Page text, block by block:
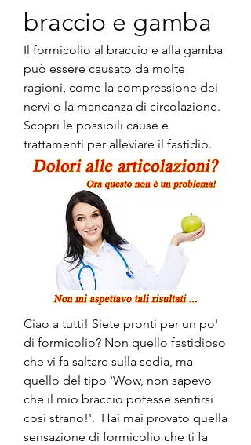
braccio e gamba
Il formicolio al braccio e alla gamba
può essere causato da molte
ragioni, come la compressione dei
nervi o la mancanza di circolazione.
Scopri le possibili cause e
trattamenti per alleviare il fastidio.
Ciao a tutti! Siete pronti per un po'
di formicolio? Non quello fastidioso
che vi fa saltare sulla sedia, ma
quello del tipo 'Wow, non sapevo
che il mio braccio potesse sentirsi
così strano!'.  Hai mai provato quella
sensazione di formicolio che ti fa